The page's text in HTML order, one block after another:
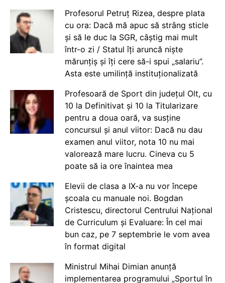
Profesorul Petruț Rizea, despre plata
cu ora: Dacă mă apuc să strâng sticle
și să le duc la SGR, câștig mai mult
într-o zi / Statul îți aruncă niște
mărunțiș și îți cere să-i spui „salariu”.
Asta este umilință instituționalizată
Profesoară de Sport din județul Olt, cu
10 la Definitivat și 10 la Titularizare
pentru a doua oară, va susține
concursul și anul viitor: Dacă nu dau
examen anul viitor, nota 10 nu mai
valorează mare lucru. Cineva cu 5
poate să ia ore înaintea mea
Elevii de clasa a IX-a nu vor începe
școala cu manuale noi. Bogdan
Cristescu, directorul Centrului Național
de Curriculum și Evaluare: În cel mai
bun caz, pe 7 septembrie le vom avea
în format digital
Ministrul Mihai Dimian anunță
implementarea programului „Sportul în